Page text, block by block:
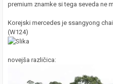
premium znamke si tega seveda ne
Korejski mercedes je ssangyong
(W124)
novejša različica: